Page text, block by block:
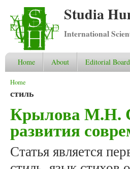
Studia
International
Home About Editorial Board
You are here
Home
стиль
Крылова М.Н.
развития
Статья является